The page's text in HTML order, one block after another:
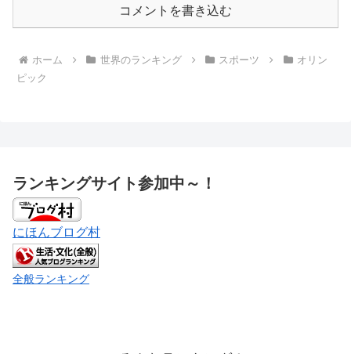
コメントを書き込む
ホーム 世界のランキング スポーツ
オリン
ピック
ランキングサイト参加中～！
にほんブログ村
全般ランキング